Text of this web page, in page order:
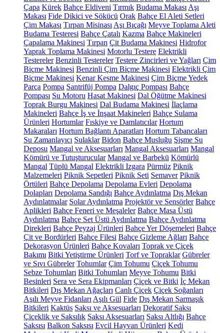
Çapa Kürek Bahçe Eldiveni Tırmık Budama Makası Aşı
Makası Fide Dikici ve Sökücü Orak Bahçe El Aleti Setleri
Çim Makası Tırpan Misinası Aşı Bıçağı Meyve Toplama Aleti
Budama Testeresi Bahçe Çatalı Kazma Bahçe Makineleri
Çapalama Makinesi Tırpan Çit Budama Makinesi Hidrofor
Yaprak Toplama Makinesi Motorlu Testere Elektrikli
Testereler Benzinli Testereler Testere Zincirleri ve Yağları Çim
Biçme Makinesi Benzinli Çim Biçme Makinesi Elektrikli Çim
Biçme Makinesi Kenar Kesme Makinesi Çim Biçme Yedek
Parça Pompa Santrifüj Pompa Dalgıç Pompası Bahçe
Pompası Su Motoru Hasat Makinesi Dal Öğütme Makinesi
Toprak Burgu Makinesi Dal Budama Makinesi İlaçlama
Makineleri Bahçe İş ve İnşaat Makineleri Bahçe Sulama
Ürünleri Hortumlar Fıskiye ve Damlatıcılar Hortum
Makaraları Hortum Bağlantı Aparatları Hortum Tabancaları
Su Zamanlayıcı Sulaklar Bidon Bahçe Musluğu Şişme Su
Deposu Mangal ve Aksesuarları Mangal Aksesuarları Mangal
Kömürü ve Tutuşturucular Mangal ve Barbekü Kömürlü
Mangal Tüplü Mangal Elektrikli Izgara Pürmüz Piknik
Malzemeleri Piknik Sepetleri Piknik Seti Semaver Piknik
Örtüleri Bahçe Depolama Depolama Evleri Depolama
Dolapları Depolama Sandığı Bahçe Aydınlatma Dış Mekan
Aydınlatmalar Solar Aydınlatma Projektör ve Sensörler Bahçe
Aplikleri Bahçe Feneri ve Meşaleler Bahçe Masa Üstü
Aydınlatma Bahçe Set Üstü Aydınlatma Bahçe Aydınlatma
Direkleri Bahçe Peyzaj Ürünleri Bahçe Yer Döşemeleri Bahçe
Çit ve Bordürleri Bahçe Filesi Bahçe Gizleme Ağları Bahçe
Dekorasyon Ürünleri Bahçe Kovaları Toprak ve Çiçek
Bakımı Bitki Yetiştirme Ürünleri Torf ve Topraklar Gübreler
ve Sıvı Gübreler Tohumlar Çim Tohumu Çiçek Tohumu
Sebze Tohumları Bitki Tohumları Meyve Tohumu Bitki
Besinleri Sera ve Sera Ekipmanları Çiçek ve Bitki İç Mekan
Bitkileri Dış Mekan Ağaçları Canlı Çiçek Çiçek Soğanları
Aşılı Meyve Fidanları Aşılı Gül Fide Dış Mekan Sarmaşık
Bitkileri Kaktüs Saksı ve Aksesuarları Dekoratif Saksı
Çiçeklik ve Saksılık Saksı Aksesuarları Saksı Altlığı Bahçe
Saksısı Balkon Saksısı Evcil Hayvan Ürünleri Kedi